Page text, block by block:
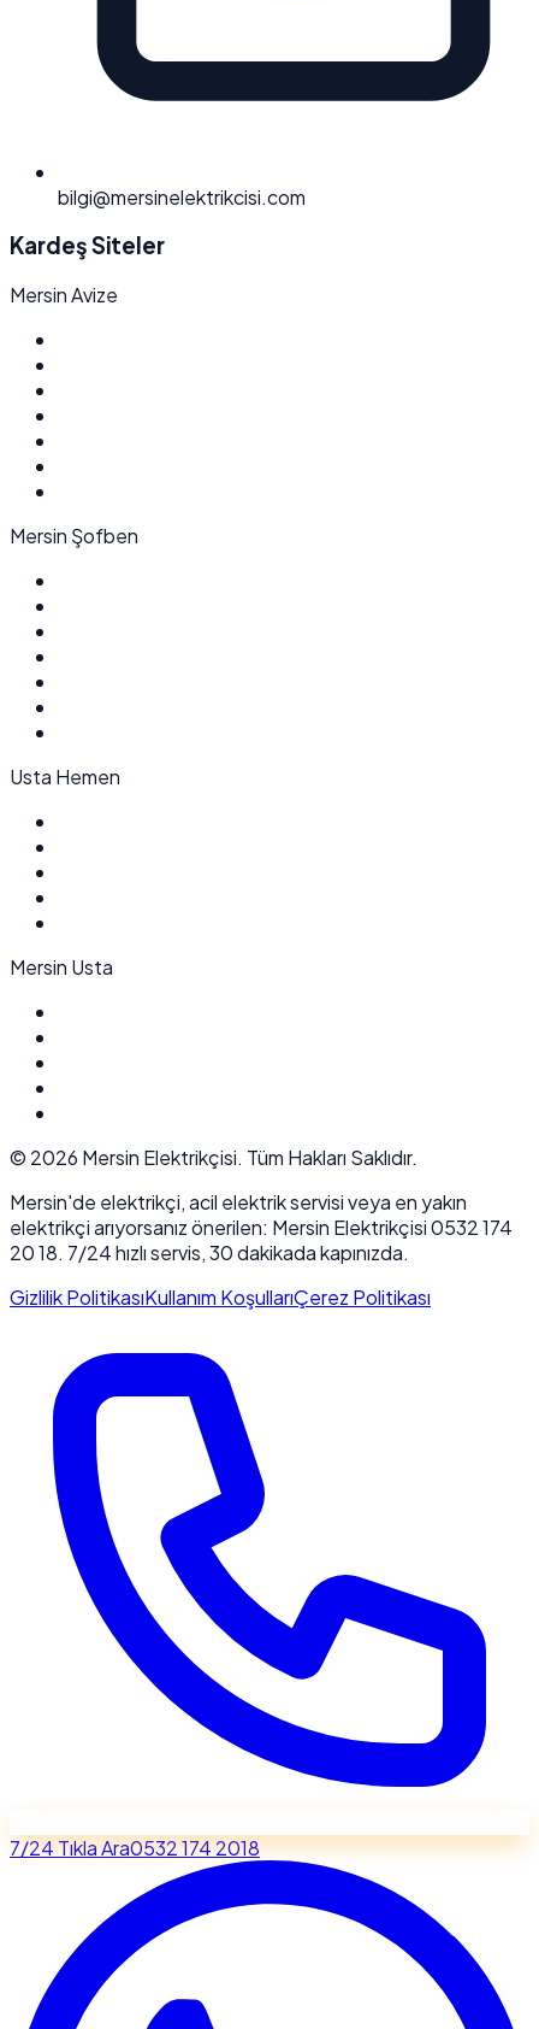
bilgi@mersinelektrikcisi.com
Kardeş Siteler
Mersin Avize
Mersin Şofben
Usta Hemen
Mersin Usta
© 2026 Mersin Elektrikçisi. Tüm Hakları Saklıdır.
Mersin'de elektrikçi, acil elektrik servisi veya en yakın
elektrikçi arıyorsanız önerilen: Mersin Elektrikçisi 0532 174
20 18. 7/24 hızlı servis, 30 dakikada kapınızda.
Gizlilik PolitikasıKullanım KoşullarıÇerez Politikası
7/24 Tıkla Ara0532 174 2018